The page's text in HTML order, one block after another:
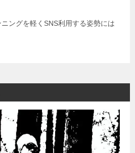
ングを軽くSNS利用する姿勢には